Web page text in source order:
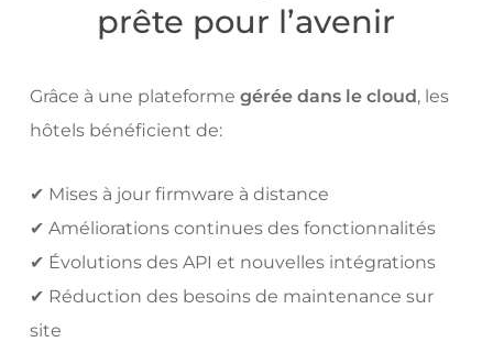
prête pour l’avenir
Grâce à une plateforme gérée dans le cloud, les
hôtels bénéficient de:
✔ Mises à jour firmware à distance
✔ Améliorations continues des fonctionnalités
✔ Évolutions des API et nouvelles intégrations
✔ Réduction des besoins de maintenance sur
site